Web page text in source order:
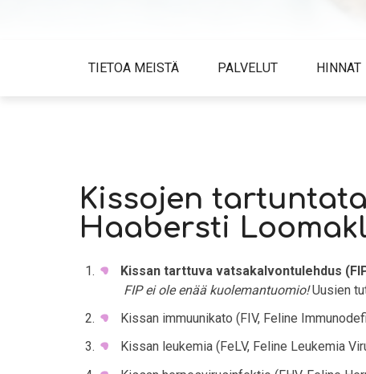
TIETOA MEISTÄ PALVELUT HINNAT
Kissojen
Haabersti
Kissan tarttuva vatsakalvontulehdus
FIP ei ole enää kuolemantuomio!Uusien
Kissan immuunikato (FIV, Feline
Kissan leukemia (FeLV, Feline Leukemia